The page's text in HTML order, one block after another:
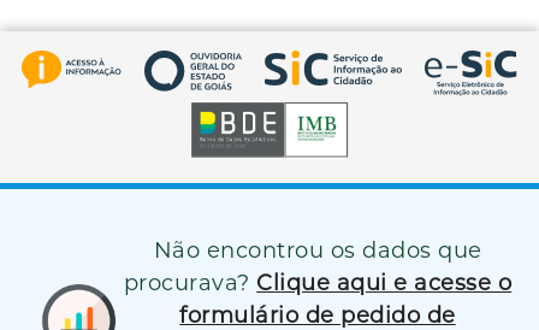
Não encontrou os dados que
procurava? Clique aqui e acesse o
formulário de pedido de